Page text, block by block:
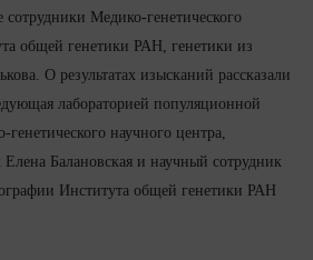
Медико-генетического
общей генетики РАН, генетики из
О результатах изысканий рассказали
лабораторией популяционной
научного центра,
Елена Балановская и научный сотрудник
Института общей генетики РАН